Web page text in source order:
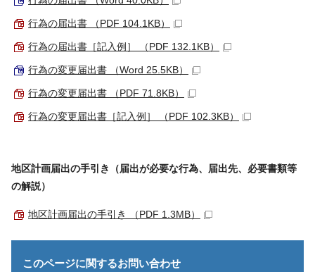
行為の届出書 （PDF 104.1KB）
行為の届出書［記入例］ （PDF 132.1KB）
行為の変更届出書 （Word 25.5KB）
行為の変更届出書 （PDF 71.8KB）
行為の変更届出書［記入例］ （PDF 102.3KB）
地区計画届出の手引き（届出が必要な行為、届出先、必要書類等
の解説）
地区計画届出の手引き （PDF 1.3MB）
このページに関するお問い合わせ